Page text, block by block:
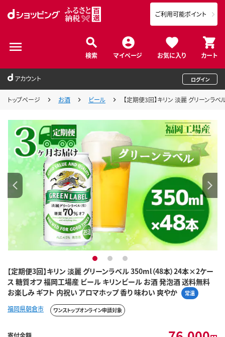
検索 マイページ お気に入り カート
ご利用可能ポイント
アカウント ログイン
トップページ お酒 ビール 【定期便3回】キリン 淡麗 グリーンラ
【定期便3回】キリン 淡麗 グリーンラベル 350ml（48本）24本×2ケー
ス 糖質オフ 福岡工場産 ビール キリンビール お酒 発泡酒 送料無料
お楽しみ ギフト 内祝い アロマホップ 香り 味わい 爽やか
常温
1 2 3
福岡県朝倉市 ワンストップオンライン申請対象